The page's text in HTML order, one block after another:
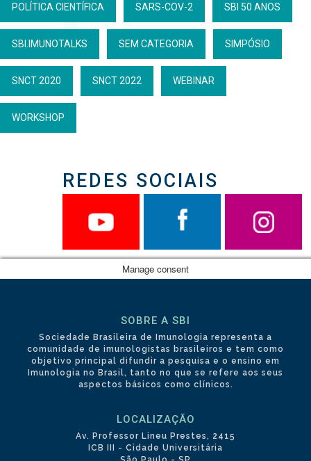
POLÍTICA CIENTÍFICA SARS-COV-2 SBI 50 ANOS
SBI.IMUNOTALKS SEM CATEGORIA SIMPÓSIO
SNCT 2020 SNCT 2022 WEBINAR
WORKSHOP
REDES SOCIAIS
SOBRE A SBI
Sociedade Brasileira de Imunologia representa a
comunidade de imunologistas brasileiros e tem como
objetivo principal difundir a pesquisa e o ensino em
Imunologia no Brasil, tanto no que se refere aos seus
aspectos básicos como clínicos.
LOCALIZAÇÃO
Av. Professor Lineu Prestes, 2415
ICB III - Cidade Universitária
Manage consent